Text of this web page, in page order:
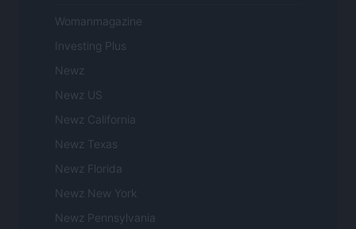
Womanmagazine
Investing Plus
Newz
Newz US
Newz California
Newz Texas
Newz Florida
Newz New York
Newz Pennsylvania